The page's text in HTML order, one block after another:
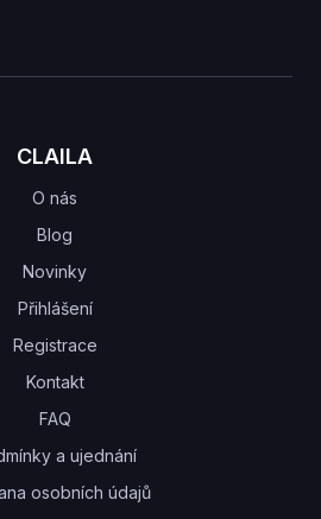
CLAILA
O nás
Blog
Novinky
Přihlášení
Registrace
Kontakt
FAQ
a ujednání
osobních údajů